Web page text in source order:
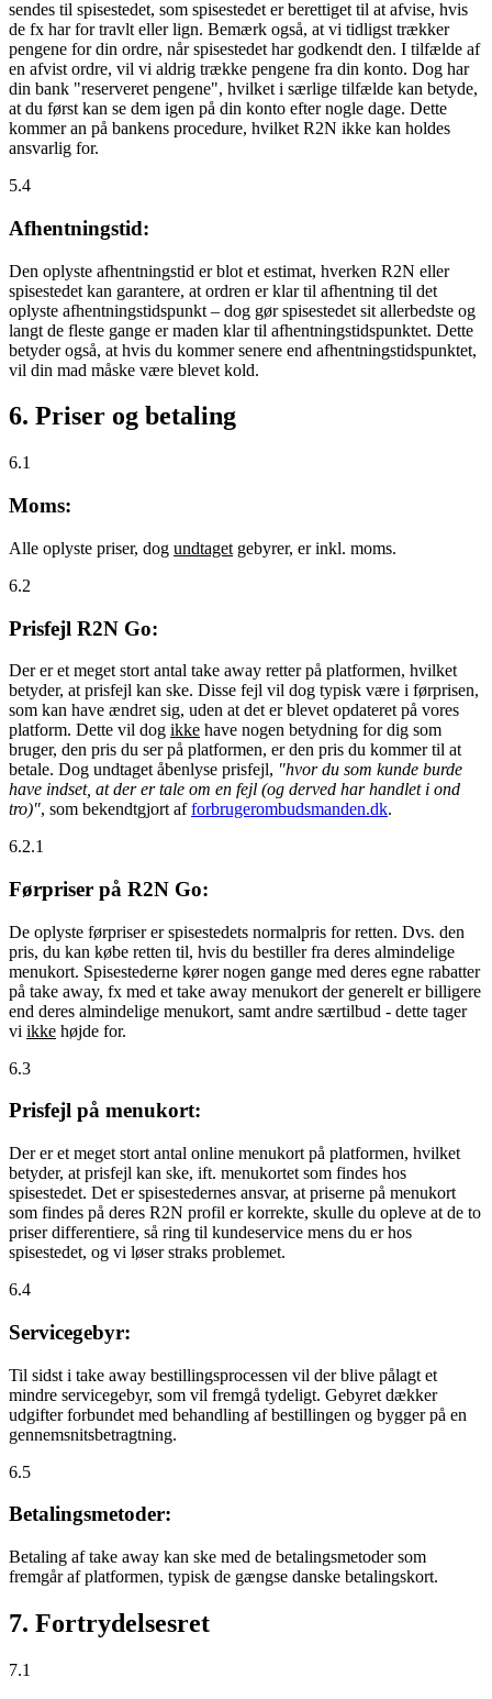
sendes til spisestedet, som spisestedet er berettiget til at afvise, hvis
de fx har for travlt eller lign. Bemærk også, at vi tidligst trækker
pengene for din ordre, når spisestedet har godkendt den. I tilfælde af
en afvist ordre, vil vi aldrig trække pengene fra din konto. Dog har
din bank "reserveret pengene", hvilket i særlige tilfælde kan betyde,
at du først kan se dem igen på din konto efter nogle dage. Dette
kommer an på bankens procedure, hvilket R2N ikke kan holdes
ansvarlig for.
5.4
Afhentningstid:
Den oplyste afhentningstid er blot et estimat, hverken R2N eller
spisestedet kan garantere, at ordren er klar til afhentning til det
oplyste afhentningstidspunkt – dog gør spisestedet sit allerbedste og
langt de fleste gange er maden klar til afhentningstidspunktet. Dette
betyder også, at hvis du kommer senere end afhentningstidspunktet,
vil din mad måske være blevet kold.
6. Priser og betaling
6.1
Moms:
Alle oplyste priser, dog undtaget gebyrer, er inkl. moms.
6.2
Prisfejl R2N Go:
Der er et meget stort antal take away retter på platformen, hvilket
betyder, at prisfejl kan ske. Disse fejl vil dog typisk være i førprisen,
som kan have ændret sig, uden at det er blevet opdateret på vores
platform. Dette vil dog ikke have nogen betydning for dig som
bruger, den pris du ser på platformen, er den pris du kommer til at
betale. Dog undtaget åbenlyse prisfejl, "hvor du som kunde burde
have indset, at der er tale om en fejl (og derved har handlet i ond
tro)", som bekendtgjort afforbrugerombudsmanden.dk.
6.2.1
Førpriser på R2N Go:
De oplyste førpriser er spisestedets normalpris for retten. Dvs. den
pris, du kan købe retten til, hvis du bestiller fra deres almindelige
menukort. Spisestederne kører nogen gange med deres egne rabatter
på take away, fx med et take away menukort der generelt er billigere
end deres almindelige menukort, samt andre særtilbud - dette tager
vi ikke højde for.
6.3
Prisfejl på menukort:
Der er et meget stort antal online menukort på platformen, hvilket
betyder, at prisfejl kan ske, ift. menukortet som findes hos
spisestedet. Det er spisestedernes ansvar, at priserne på menukort
som findes på deres R2N profil er korrekte, skulle du opleve at de to
priser differentiere, så ring til kundeservice mens du er hos
spisestedet, og vi løser straks problemet.
6.4
Servicegebyr:
Til sidst i take away bestillingsprocessen vil der blive pålagt et
mindre servicegebyr, som vil fremgå tydeligt. Gebyret dækker
udgifter forbundet med behandling af bestillingen og bygger på en
gennemsnitsbetragtning.
6.5
Betalingsmetoder:
Betaling af take away kan ske med de betalingsmetoder som
fremgår af platformen, typisk de gængse danske betalingskort.
7. Fortrydelsesret
7.1